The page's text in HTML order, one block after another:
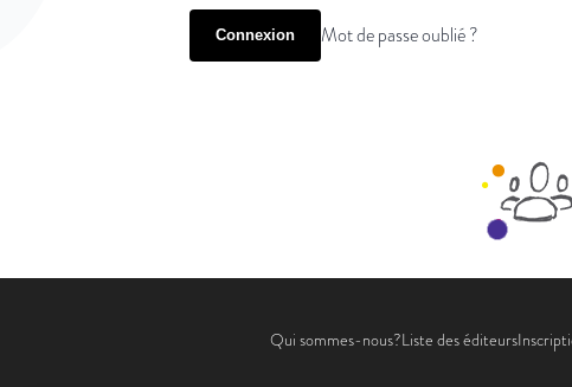
Connexion Mot de passe oublié ?
Qui sommes-nous?Liste des éditeurs